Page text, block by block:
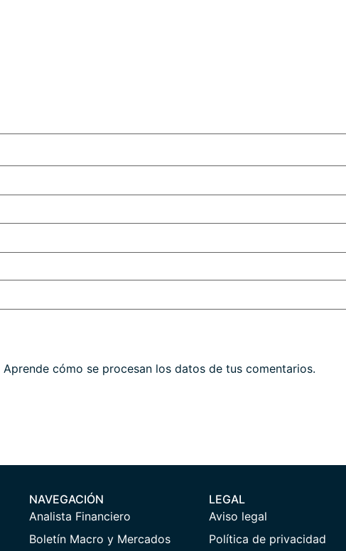
Aprende cómo se procesan los datos de tus comentarios.
NAVEGACIÓN
Analista Financiero
Boletín Macro y Mercados
LEGAL
Aviso legal
Política de privacidad